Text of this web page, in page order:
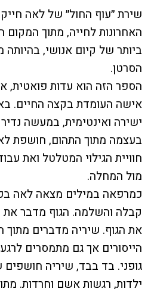
שירת ״עוף החול״ של לאה
האחרונות לחייה, מתוך המקום
ביותר של קיום אנושי,
הסרטן.
הספר הזה הוא עדות פואטית,
אישה העומדת בקצה החיים.
ישירה ואינטימית, במעשה
בעצמה מתוך התהום, חושפת
חוויית הגילוי המטלטל ואת
מול המחלה.
כמרפאה במילים מצאה לאה
קבלה והשלמה. הגוף מדבר
את הגוף. שיריה מדברים מתוך
הייסורים אך גם מתמסרים
גופני. בד בבד, שיריה
ילדות, רגשות אשם וחרדות.